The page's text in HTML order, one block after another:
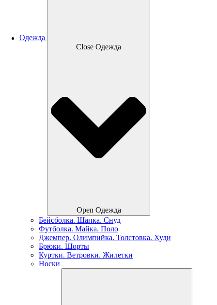
Одежда
Close Одежда
Open Одежда
Бейсболка. Шапка. Снуд
Футболка. Майка. Поло
Джемпер. Олимпийка. Толстовка. Худи
Брюки. Шорты
Куртки. Ветровки. Жилетки
Носки